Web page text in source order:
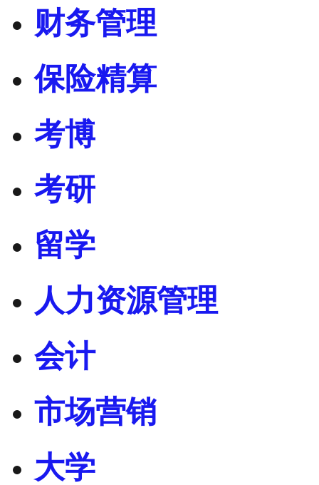
财务管理
保险精算
考博
考研
留学
人力资源管理
会计
市场营销
大学